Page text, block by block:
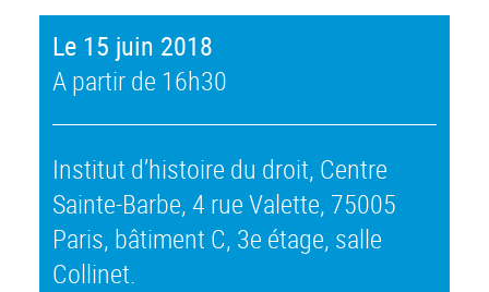
Le 15 juin 2018
A partir de 16h30
Institut d’histoire du droit, Centre
Sainte-Barbe, 4 rue Valette, 75005
Paris, bâtiment C, 3e étage, salle
Collinet.